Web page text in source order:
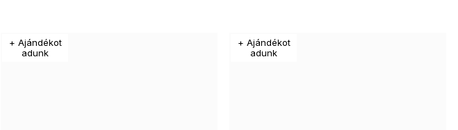
+ Ajándékot
adunk
+ Ajándékot
adunk